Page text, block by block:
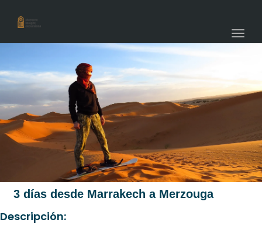
3 días desde Marrakech a Merzouga
Descripción: